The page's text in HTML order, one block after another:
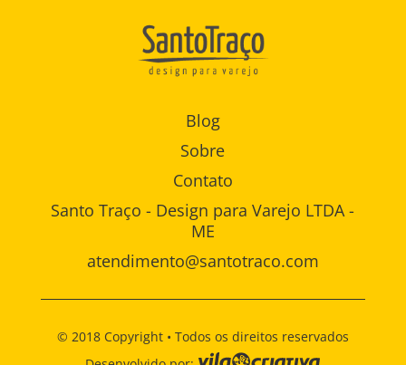
Blog
Sobre
Contato
Santo Traço - Design para Varejo LTDA -
ME
atendimento@santotraco.com
© 2018 Copyright • Todos os direitos reservados